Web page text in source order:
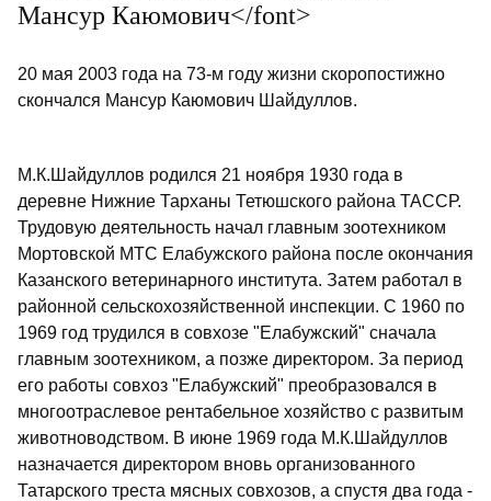
Мансур Каюмович</font>
20 мая 2003 года на 73-м году жизни скоропостижно
скончался Мансур Каюмович Шайдуллов.
М.К.Шайдуллов родился 21 ноября 1930 года в
деревне Нижние Тарханы Тетюшского района ТАССР.
Трудовую деятельность начал главным зоотехником
Мортовской МТС Елабужского района после окончания
Казанского ветеринарного института. Затем работал в
районной сельскохозяйственной инспекции. С 1960 по
1969 год трудился в совхозе "Елабужский" сначала
главным зоотехником, а позже директором. За период
его работы совхоз "Елабужский" преобразовался в
многоотраслевое рентабельное хозяйство с развитым
животноводством. В июне 1969 года М.К.Шайдуллов
назначается директором вновь организованного
Татарского треста мясных совхозов, а спустя два года -